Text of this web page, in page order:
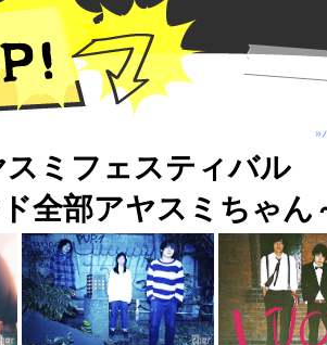
»
スミフェスティバル
全部アヤスミちゃん